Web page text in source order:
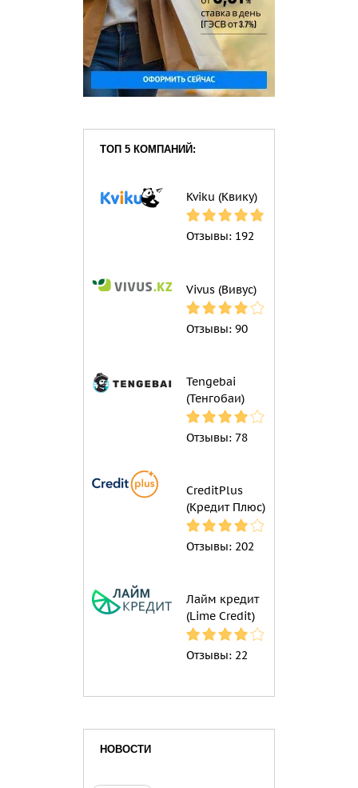
ТОП 5 КОМПАНИЙ:
Kviku (Квику)
Отзывы: 192
Vivus (Вивус)
Отзывы: 90
Tengebai
(Тенгобаи)
Отзывы: 78
CreditPlus
(Кредит Плюс)
Отзывы: 202
Лайм кредит
(Lime Credit)
Отзывы: 22
НОВОСТИ